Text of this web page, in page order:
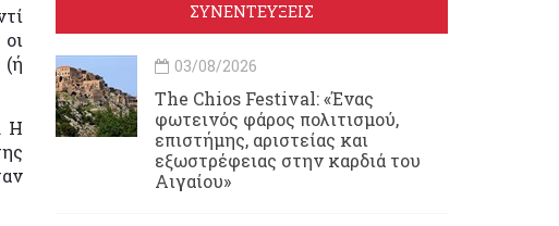
(ή
Η
ΣΥΝΕΝΤΕΥΞΕΙΣ
03/08/2026
Τhe Chios Festival: «Ένας
φωτεινός φάρος πολιτισμού,
επιστήμης, αριστείας και
εξωστρέφειας στην καρδιά του
Αιγαίου»